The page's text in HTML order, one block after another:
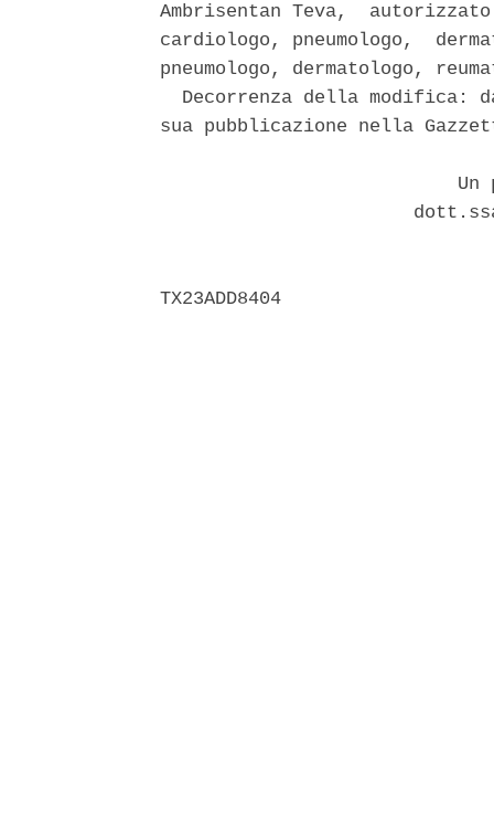
Ambrisentan Teva,
cardiologo, pneumologo,
pneumologo, dermatologo,
Decorrenza della modifica:
sua pubblicazione nella
Un